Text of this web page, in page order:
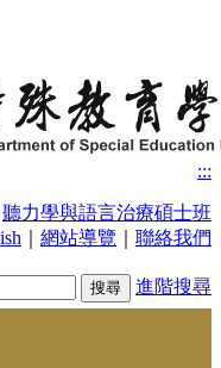
:::
聽力學與語言治療碩士班
網站導覽 聯絡我們
進階搜尋